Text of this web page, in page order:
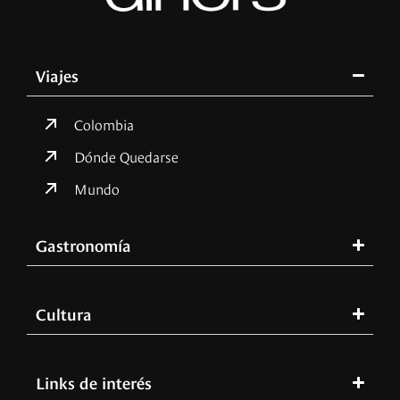
Viajes
Colombia
Dónde Quedarse
Mundo
Gastronomía
Cultura
Links de interés